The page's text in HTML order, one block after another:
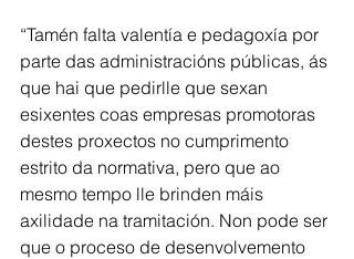
“Tamén falta valentía e pedagoxía por
parte das administracións públicas, ás
que hai que pedirlle que sexan
esixentes coas empresas promotoras
destes proxectos no cumprimento
estrito da normativa, pero que ao
mesmo tempo lle brinden máis
axilidade na tramitación. Non pode ser
que o proceso de desenvolvemento